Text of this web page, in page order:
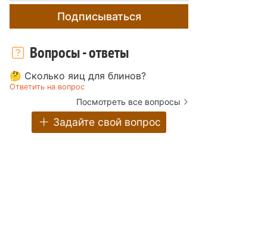
Подписываться
Вопросы - ответы
🤔 Сколько яиц для блинов?
Ответить на вопрос
Посмотреть все вопросы
Задайте свой вопрос